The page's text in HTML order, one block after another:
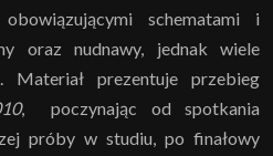
schematami i
oraz nudnawy, jednak wiele
prezentuje przebieg
, poczynając od spotkania
próby w studiu, po finałowy